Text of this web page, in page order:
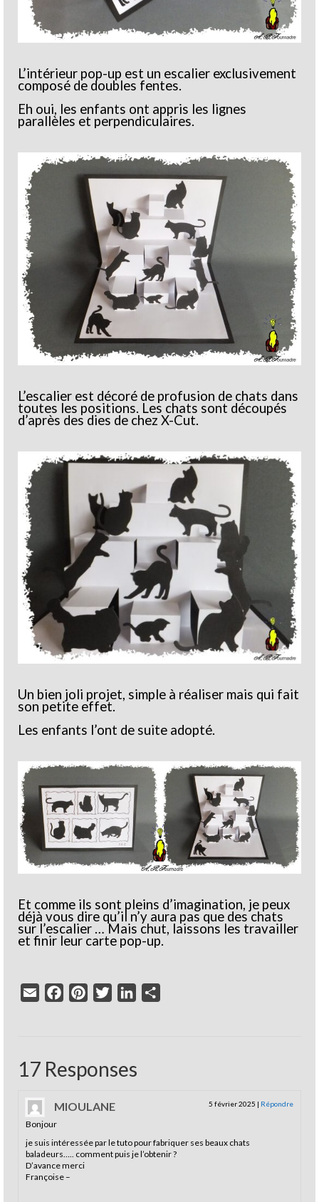
L’intérieur pop-up est un escalier exclusivement
composé de doubles fentes.
Eh oui, les enfants ont appris les lignes
parallèles et perpendiculaires.
L’escalier est décoré de profusion de chats dans
toutes les positions. Les chats sont découpés
d’après des dies de chez X-Cut.
Un bien joli projet, simple à réaliser mais qui fait
son petite effet.
Les enfants l’ont de suite adopté.
Et comme ils sont pleins d’imagination, je peux
déjà vous dire qu’il n’y aura pas que des chats
sur l’escalier … Mais chut, laissons les travailler
et finir leur carte pop-up.
Email FacebookPinterestTwitterLinkedIn
17 Responses
MIOULANE 5 février 2025 | Répondre
Bonjour
je suis intéressée par le tuto pour fabriquer ses beaux chats
baladeurs….. comment puis je l’obtenir ?
D’avance merci
Françoise –